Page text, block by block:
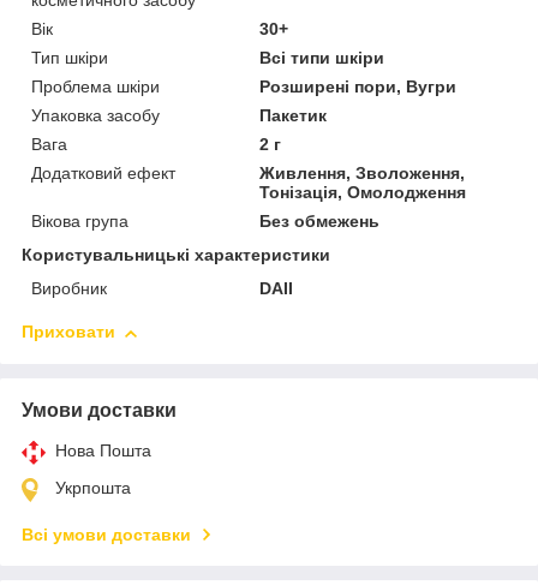
Вік
30+
Тип шкіри
Всі типи шкіри
Проблема шкіри
Розширені пори, Вугри
Упаковка засобу
Пакетик
Вага
2 г
Додатковий ефект
Живлення, Зволоження,
Тонізація, Омолодження
Вікова група
Без обмежень
Користувальницькі характеристики
Виробник
DAII
Приховати
Умови доставки
Нова Пошта
Укрпошта
Всі умови доставки